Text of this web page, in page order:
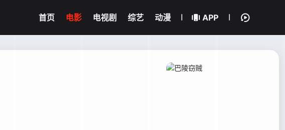
首页 电影 电视剧 综艺 动漫 APP